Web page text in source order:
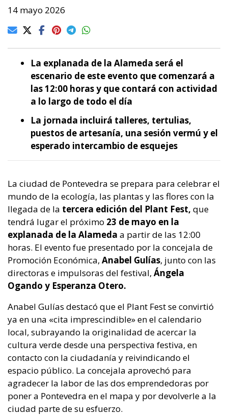
14 mayo 2026
La explanada de la Alameda será el
escenario de este evento que comenzará a
las 12:00 horas y que contará con actividad
a lo largo de todo el día
La jornada incluirá talleres, tertulias,
puestos de artesanía, una sesión vermú y el
esperado intercambio de esquejes
La ciudad de Pontevedra se prepara para celebrar el
mundo de la ecología, las plantas y las flores con la
llegada de la tercera edición del Plant Fest, que
tendrá lugar el próximo 23 de mayo en la
explanada de la Alameda a partir de las 12:00
horas. El evento fue presentado por la concejala de
Promoción Económica, Anabel Gulías, junto con las
directoras e impulsoras del festival, Ángela
Ogando y Esperanza Otero.
Anabel Gulías destacó que el Plant Fest se convirtió
ya en una «cita imprescindible» en el calendario
local, subrayando la originalidad de acercar la
cultura verde desde una perspectiva festiva, en
contacto con la ciudadanía y reivindicando el
espacio público. La concejala aprovechó para
agradecer la labor de las dos emprendedoras por
poner a Pontevedra en el mapa y por devolverle a la
ciudad parte de su esfuerzo.